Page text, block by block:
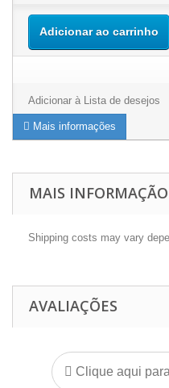
Adicionar ao carrinho
Adicionar à Lista de desejos
Mais informações
MAIS INFORMAÇÃO
Shipping costs may vary
AVALIAÇÕES
Clique aqui